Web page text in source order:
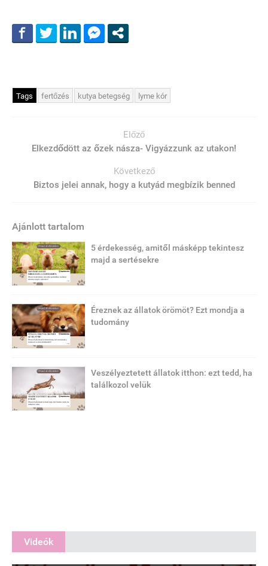
Tags fertőzés kutya betegség lyme kór
Előző
Elkezdődött az őzek násza- Vigyázzunk az utakon!
Következő
Biztos jelei annak, hogy a kutyád megbízik benned
Ajánlott tartalom
5 érdekesség, amitől másképp tekintesz
majd a sertésekre
Éreznek az állatok örömöt? Ezt mondja a
tudomány
Veszélyeztetett állatok itthon: ezt tedd, ha
találkozol velük
Videók